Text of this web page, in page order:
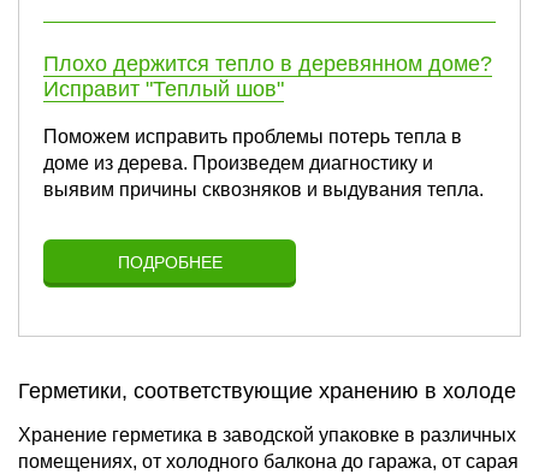
Плохо держится тепло в деревянном доме?
Исправит "Теплый шов"
Поможем исправить проблемы потерь тепла в
доме из дерева. Произведем диагностику и
выявим причины сквозняков и выдувания тепла.
ПОДРОБНЕЕ
Герметики, соответствующие хранению в холоде
Хранение герметика в заводской упаковке в различных
помещениях, от холодного балкона до гаража, от сарая